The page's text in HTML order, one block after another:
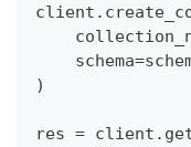
client .
    schema
=
)
res = client .